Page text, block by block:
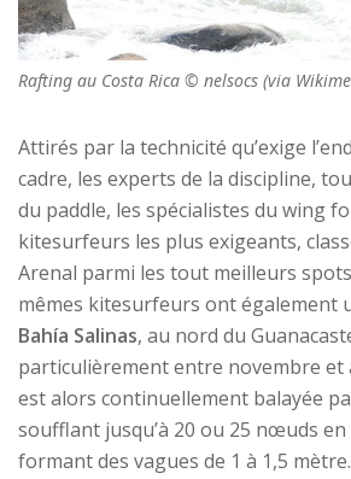
Rafting au Costa Rica © nelsocs (via
Attirés par la technicité qu’exige
cadre, les experts de la discipline,
du paddle, les spécialistes du wing
kitesurfeurs les plus exigeants,
Arenal parmi les tout meilleurs
mêmes kitesurfeurs ont également
Bahía Salinas, au nord du
particulièrement entre novembre et
est alors continuellement balayée
soufflant jusqu’à 20 ou 25 nœuds
formant des vagues de 1 à 1,5